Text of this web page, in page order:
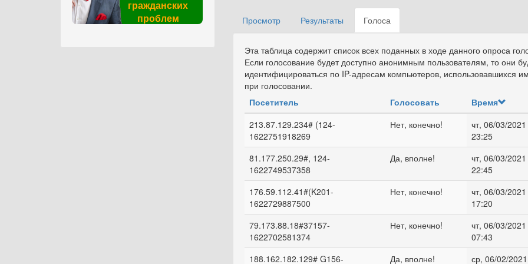
гражданских
проблем
Главные вкладки
Просмотр Результаты Голоса(активная
вкладка)
Эта таблица содержит список всех поданных в ходе данного опроса
Если голосование будет доступно анонимным пользователям, то они
идентифицироваться по IP-адресам компьютеров, использовавшихся
при голосовании.
Посетитель
Голосовать
Время
213.87.129.234# (124-
1622751918269
Нет, конечно!
чт, 06/03/2021
23:25
81.177.250.29#, 124-
1622749537358
Да, вполне!
чт, 06/03/2021
22:45
176.59.112.41#(K201-
1622729887500
Нет, конечно!
чт, 06/03/2021
17:20
79.173.88.18#37157-
1622702581374
Нет, конечно!
чт, 06/03/2021
07:43
188.162.182.129# G156-
Да, вполне!
ср, 06/02/